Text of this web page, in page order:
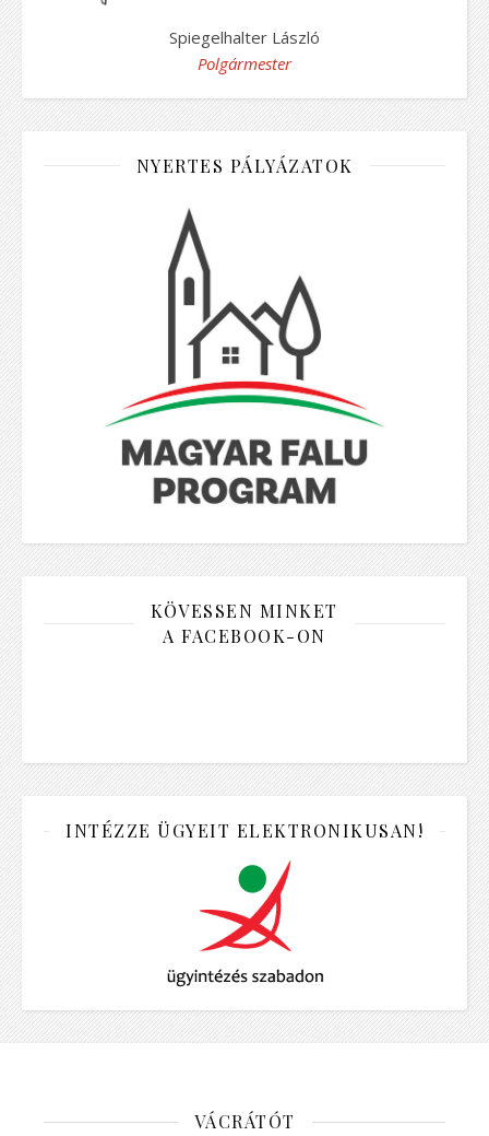
Spiegelhalter László
Polgármester
NYERTES PÁLYÁZATOK
KÖVESSEN MINKET
A FACEBOOK-ON
INTÉZZE ÜGYEIT ELEKTRONIKUSAN!
VÁCRÁTÓT